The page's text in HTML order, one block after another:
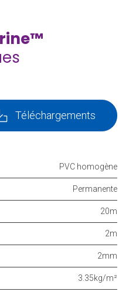
Téléchargements
PVC homogène
Permanente
20m
2m
2mm
3.35kg/m²